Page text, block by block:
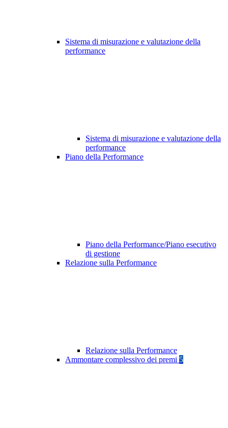
Sistema di misurazione e valutazione della
performance
Sistema di misurazione e valutazione della
performance
Piano della Performance
Piano della Performance/Piano esecutivo
di gestione
Relazione sulla Performance
Relazione sulla Performance
Ammontare complessivo dei premi 5